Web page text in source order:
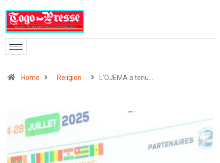
Home Religion L’OJEMA a tenu…